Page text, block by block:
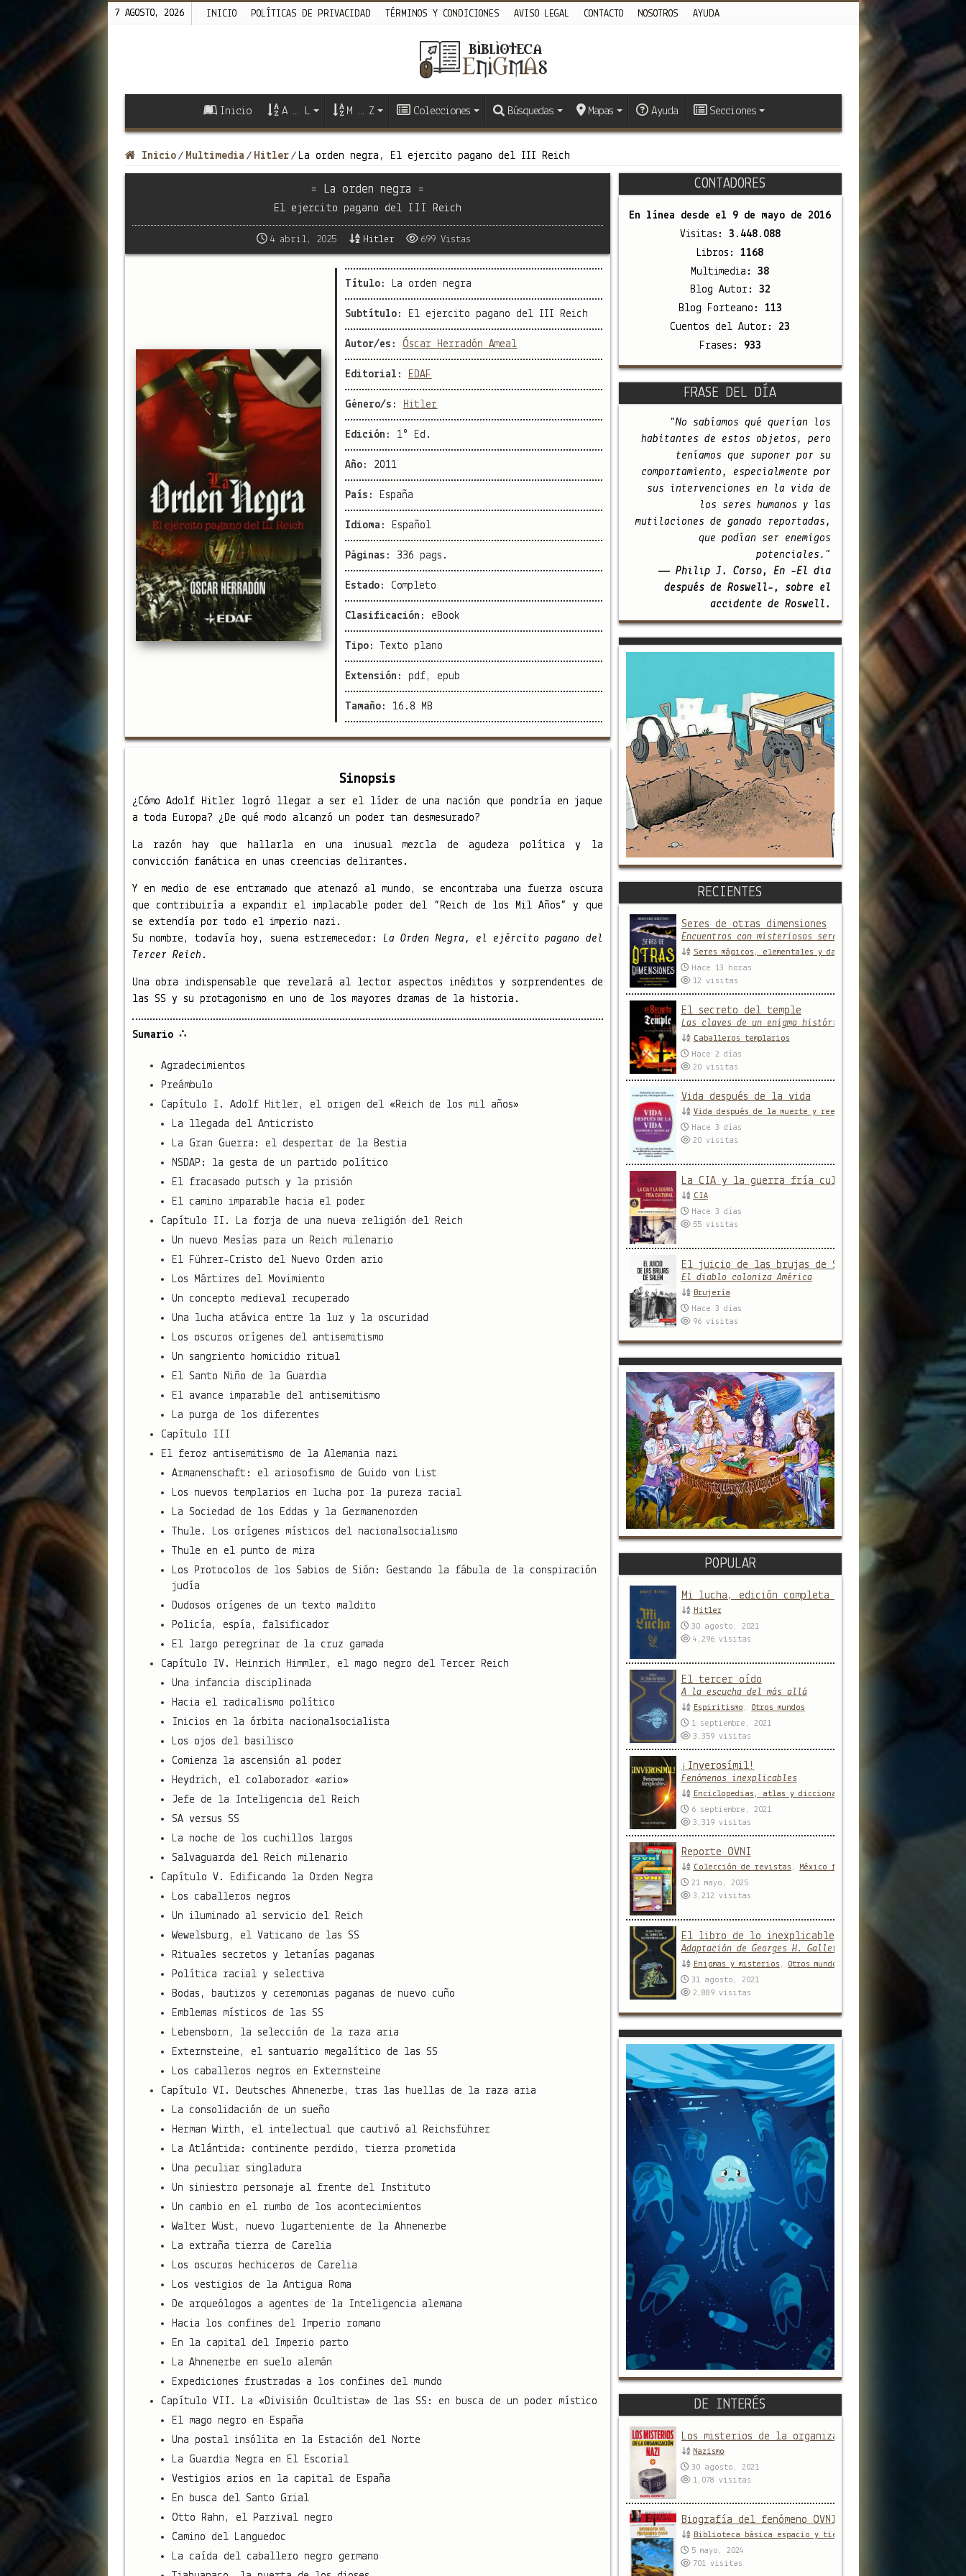
7 AGOSTO, 2026 INICIO POLÍTICAS DE PRIVACIDAD TÉRMINOS Y CONDICIONES AVISO LEGAL CONTACTO NOSOTROS AYUDA
Inicio A … L M … Z Colecciones Búsquedas Mapas Ayuda Secciones
Inicio / Multimedia / Hitler / La orden negra, El ejercito pagano del III Reich
= La orden negra =
El ejercito pagano del III Reich
4 abril, 2025 Hitler 699 Vistas
Título: La orden negra
Subtítulo: El ejercito pagano del III Reich
Autor/es: Óscar Herradón Ameal
Editorial: EDAF
Género/s: Hitler
Edición: 1° Ed.
Año: 2011
País: España
Idioma: Español
Páginas: 336 pags.
Estado: Completo
Clasificación: eBook
Tipo: Texto plano
Extensión: pdf, epub
Tamaño: 16.8 MB
Sinopsis
¿Cómo Adolf Hitler logró llegar a ser el líder de una nación que pondría en jaque
a toda Europa? ¿De qué modo alcanzó un poder tan desmesurado?
La razón hay que hallarla en una inusual mezcla de agudeza política y la
convicción fanática en unas creencias delirantes.
Y en medio de ese entramado que atenazó al mundo, se encontraba una fuerza oscura
que contribuiría a expandir el implacable poder del “Reich de los Mil Años” y que
se extendía por todo el imperio nazi.
Su nombre, todavía hoy, suena estremecedor: La Orden Negra, el ejército pagano del
Tercer Reich .
Una obra indispensable que revelará al lector aspectos inéditos y sorprendentes de
las SS y su protagonismo en uno de los mayores dramas de la historia.
Sumario ∴
Agradecimientos
Preámbulo
Capítulo I. Adolf Hitler, el origen del «Reich de los mil años»
La llegada del Anticristo
La Gran Guerra: el despertar de la Bestia
NSDAP: la gesta de un partido político
El fracasado putsch y la prisión
El camino imparable hacia el poder
Capítulo II. La forja de una nueva religión del Reich
Un nuevo Mesías para un Reich milenario
El Führer-Cristo del Nuevo Orden ario
Los Mártires del Movimiento
Un concepto medieval recuperado
Una lucha atávica entre la luz y la oscuridad
Los oscuros orígenes del antisemitismo
Un sangriento homicidio ritual
El Santo Niño de la Guardia
El avance imparable del antisemitismo
La purga de los diferentes
Capítulo III
El feroz antisemitismo de la Alemania nazi
Armanenschaft: el ariosofismo de Guido von List
Los nuevos templarios en lucha por la pureza racial
La Sociedad de los Eddas y la Germanenorden
Thule. Los orígenes místicos del nacionalsocialismo
Thule en el punto de mira
Los Protocolos de los Sabios de Sión: Gestando la fábula de la conspiración
judía
Dudosos orígenes de un texto maldito
Policía, espía, falsificador
El largo peregrinar de la cruz gamada
Capítulo IV. Heinrich Himmler, el mago negro del Tercer Reich
Una infancia disciplinada
Hacia el radicalismo político
Inicios en la órbita nacionalsocialista
Los ojos del basilisco
Comienza la ascensión al poder
Heydrich, el colaborador «ario»
Jefe de la Inteligencia del Reich
SA versus SS
La noche de los cuchillos largos
Salvaguarda del Reich milenario
Capítulo V. Edificando la Orden Negra
Los caballeros negros
Un iluminado al servicio del Reich
Wewelsburg, el Vaticano de las SS
Rituales secretos y letanías paganas
Política racial y selectiva
Bodas, bautizos y ceremonias paganas de nuevo cuño
Emblemas místicos de las SS
Lebensborn, la selección de la raza aria
Externsteine, el santuario megalítico de las SS
Los caballeros negros en Externsteine
Capítulo VI. Deutsches Ahnenerbe, tras las huellas de la raza aria
La consolidación de un sueño
Herman Wirth, el intelectual que cautivó al Reichsführer
La Atlántida: continente perdido, tierra prometida
Una peculiar singladura
Un siniestro personaje al frente del Instituto
Un cambio en el rumbo de los acontecimientos
Walter Wüst, nuevo lugarteniente de la Ahnenerbe
La extraña tierra de Carelia
Los oscuros hechiceros de Carelia
Los vestigios de la Antigua Roma
De arqueólogos a agentes de la Inteligencia alemana
Hacia los confines del Imperio romano
En la capital del Imperio parto
La Ahnenerbe en suelo alemán
Expediciones frustradas a los confines del mundo
Capítulo VII. La «División Ocultista» de las SS: en busca de un poder místico
El mago negro en España
Una postal insólita en la Estación del Norte
La Guardia Negra en El Escorial
Vestigios arios en la capital de España
En busca del Santo Grial
Otto Rahn, el Parzival negro
Camino del Languedoc
La caída del caballero negro germano
CONTADORES
En línea desde el 9 de mayo de 2016
Visitas: 3.448.088
Libros: 1168
Multimedia: 38
Blog Autor: 32
Blog Forteano: 113
Cuentos del Autor: 23
Frases: 933
FRASE DEL DÍA
"No sabíamos qué querían los
habitantes de estos objetos, pero
teníamos que suponer por su
comportamiento, especialmente por
sus intervenciones en la vida de
los seres humanos y las
mutilaciones de ganado reportadas,
que podían ser enemigos
potenciales."
— Philip J. Corso, En -El día
después de Roswell-, sobre el
accidente de Roswell.
RECIENTES
Seres de otras dimensiones
Encuentros con misteriosos seres y entidades que
Seres mágicos, elementales y daimones
Hace 13 horas
12 visitas
El secreto del temple
Las claves de un enigma histórico
Caballeros templarios
Hace 2 días
20 visitas
Vida después de la vida
Vida después de la muerte y reencarnación
Hace 3 días
20 visitas
La CIA y la guerra fría cultural
CIA
Hace 3 días
55 visitas
El juicio de las brujas de Salem
El diablo coloniza América
Brujería
Hace 3 días
96 visitas
POPULAR
Mi lucha, edición completa y sin censura
Hitler
30 agosto, 2021
4,296 visitas
El tercer oído
A la escucha del más allá
Espiritismo , Otros mundos
1 septiembre, 2021
3,359 visitas
¡Inverosímil!
Fenómenos inexplicables
Enciclopedias, atlas y diccionarios
6 septiembre, 2021
3,319 visitas
Reporte OVNI
Colección de revistas ,
México forteano
21 mayo, 2025
3,212 visitas
El libro de lo inexplicable
Adaptación de Georges H. Gallet
Enigmas y misterios , Otros mundos
31 agosto, 2021
2,889 visitas
DE INTERÉS
Los misterios de la organización nazi
Nazismo
30 agosto, 2021
1,078 visitas
Biografía del fenómeno OVNI
Biblioteca básica espacio y tiempo
5 mayo, 2024
701 visitas